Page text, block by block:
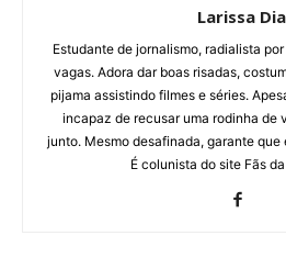
Larissa
Estudante de jornalismo, radialista
vagas. Adora dar boas risadas,
pijama assistindo filmes e séries.
incapaz de recusar uma rodinha de
junto. Mesmo desafinada, garante que
É colunista do site Fãs